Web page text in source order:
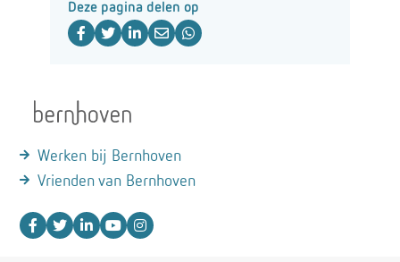
Deze pagina delen op
Werken bij Bernhoven
Vrienden van Bernhoven